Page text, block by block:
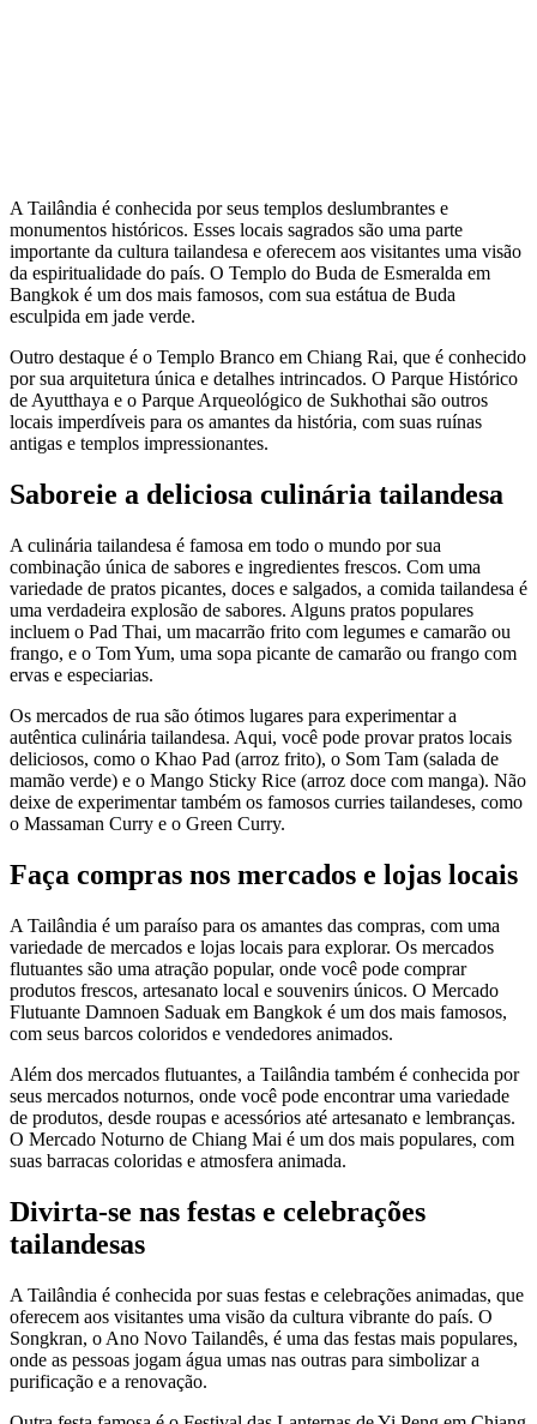
A Tailândia é conhecida por seus templos deslumbrantes e
monumentos históricos. Esses locais sagrados são uma parte
importante da cultura tailandesa e oferecem aos visitantes uma visão
da espiritualidade do país. O Templo do Buda de Esmeralda em
Bangkok é um dos mais famosos, com sua estátua de Buda
esculpida em jade verde.
Outro destaque é o Templo Branco em Chiang Rai, que é conhecido
por sua arquitetura única e detalhes intrincados. O Parque Histórico
de Ayutthaya e o Parque Arqueológico de Sukhothai são outros
locais imperdíveis para os amantes da história, com suas ruínas
antigas e templos impressionantes.
Saboreie a deliciosa culinária tailandesa
A culinária tailandesa é famosa em todo o mundo por sua
combinação única de sabores e ingredientes frescos. Com uma
variedade de pratos picantes, doces e salgados, a comida tailandesa é
uma verdadeira explosão de sabores. Alguns pratos populares
incluem o Pad Thai, um macarrão frito com legumes e camarão ou
frango, e o Tom Yum, uma sopa picante de camarão ou frango com
ervas e especiarias.
Os mercados de rua são ótimos lugares para experimentar a
autêntica culinária tailandesa. Aqui, você pode provar pratos locais
deliciosos, como o Khao Pad (arroz frito), o Som Tam (salada de
mamão verde) e o Mango Sticky Rice (arroz doce com manga). Não
deixe de experimentar também os famosos curries tailandeses, como
o Massaman Curry e o Green Curry.
Faça compras nos mercados e lojas locais
A Tailândia é um paraíso para os amantes das compras, com uma
variedade de mercados e lojas locais para explorar. Os mercados
flutuantes são uma atração popular, onde você pode comprar
produtos frescos, artesanato local e souvenirs únicos. O Mercado
Flutuante Damnoen Saduak em Bangkok é um dos mais famosos,
com seus barcos coloridos e vendedores animados.
Além dos mercados flutuantes, a Tailândia também é conhecida por
seus mercados noturnos, onde você pode encontrar uma variedade
de produtos, desde roupas e acessórios até artesanato e lembranças.
O Mercado Noturno de Chiang Mai é um dos mais populares, com
suas barracas coloridas e atmosfera animada.
Divirta-se nas festas e celebrações
tailandesas
A Tailândia é conhecida por suas festas e celebrações animadas, que
oferecem aos visitantes uma visão da cultura vibrante do país. O
Songkran, o Ano Novo Tailandês, é uma das festas mais populares,
onde as pessoas jogam água umas nas outras para simbolizar a
purificação e a renovação.